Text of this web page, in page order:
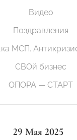
Видео
Поздравления
МСП.
СВОй бизнес
ОПОРА — СТАРТ
29 Мая 2025